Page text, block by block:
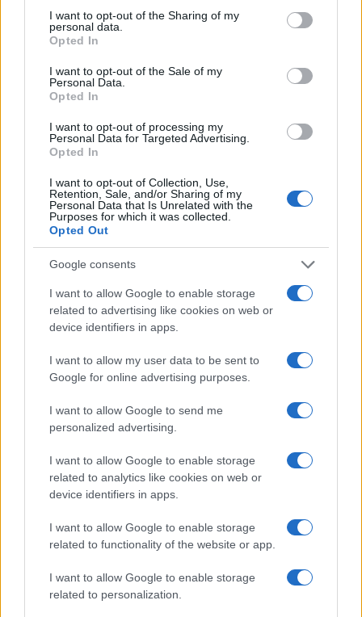
not limited to your visit or usage behaviour. You may click to
grant or deny consent to Google and its third-party tags to
use your data for below specified purposes in below Google
consent section.
I want to opt-out of the Sharing of my
personal data.
Opted In
I want to opt-out of the Sale of my
Personal Data.
Opted In
I want to opt-out of processing my
Personal Data for Targeted Advertising.
Opted In
I want to opt-out of Collection, Use,
Retention, Sale, and/or Sharing of my
Personal Data that Is Unrelated with the
Purposes for which it was collected.
Opted Out
Google consents
I want to allow Google to enable storage
related to advertising like cookies on web or
device identifiers in apps.
I want to allow my user data to be sent to
Google for online advertising purposes.
I want to allow Google to send me
personalized advertising.
I want to allow Google to enable storage
related to analytics like cookies on web or
device identifiers in apps.
I want to allow Google to enable storage
related to functionality of the website or app.
I want to allow Google to enable storage
related to personalization.
Continua a leggere
TENNIS